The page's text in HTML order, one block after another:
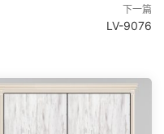
下一篇
LV-9076